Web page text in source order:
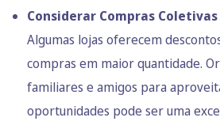
Considerar Compras
Algumas lojas oferecem
compras em maior quantidade.
familiares e amigos para
oportunidades pode ser uma